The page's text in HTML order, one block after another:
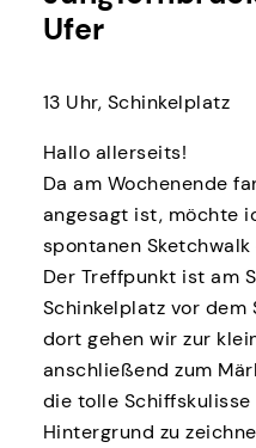
Ufer
13 Uhr, Schinkelplatz
Hallo allerseits!
Da am Wochenende
angesagt ist, möchte
spontanen
Der Treffpunkt ist am
Schinkelplatz vor dem
dort gehen wir zur
anschließend zum
die tolle
Hintergrund zu